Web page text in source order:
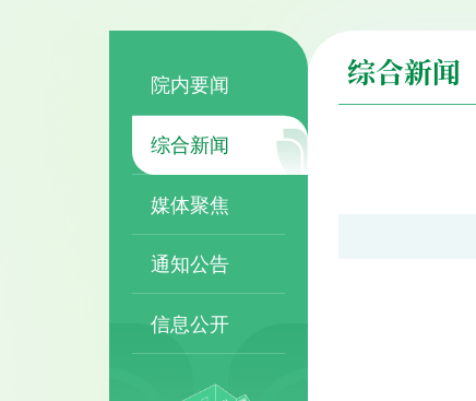
院内要闻
综合新闻
媒体聚焦
通知公告
信息公开
综合新闻